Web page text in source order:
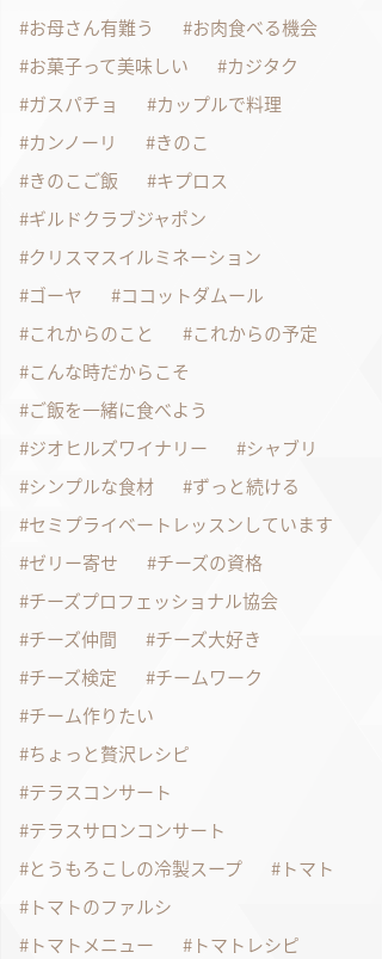
お母さん有難う
お肉食べる機会
お菓子って美味しい
カジタク
ガスパチョ
カップルで料理
カンノーリ
きのこ
きのこご飯
キプロス
ギルドクラブジャポン
クリスマスイルミネーション
ゴーヤ
ココットダムール
これからのこと
これからの予定
こんな時だからこそ
ご飯を一緒に食べよう
ジオヒルズワイナリー
シャブリ
シンプルな食材
ずっと続ける
セミプライベートレッスンしています
ゼリー寄せ
チーズの資格
チーズプロフェッショナル協会
チーズ仲間
チーズ大好き
チーズ検定
チームワーク
チーム作りたい
ちょっと贅沢レシピ
テラスコンサート
テラスサロンコンサート
とうもろこしの冷製スープ
トマト
トマトのファルシ
トマトメニュー
トマトレシピ